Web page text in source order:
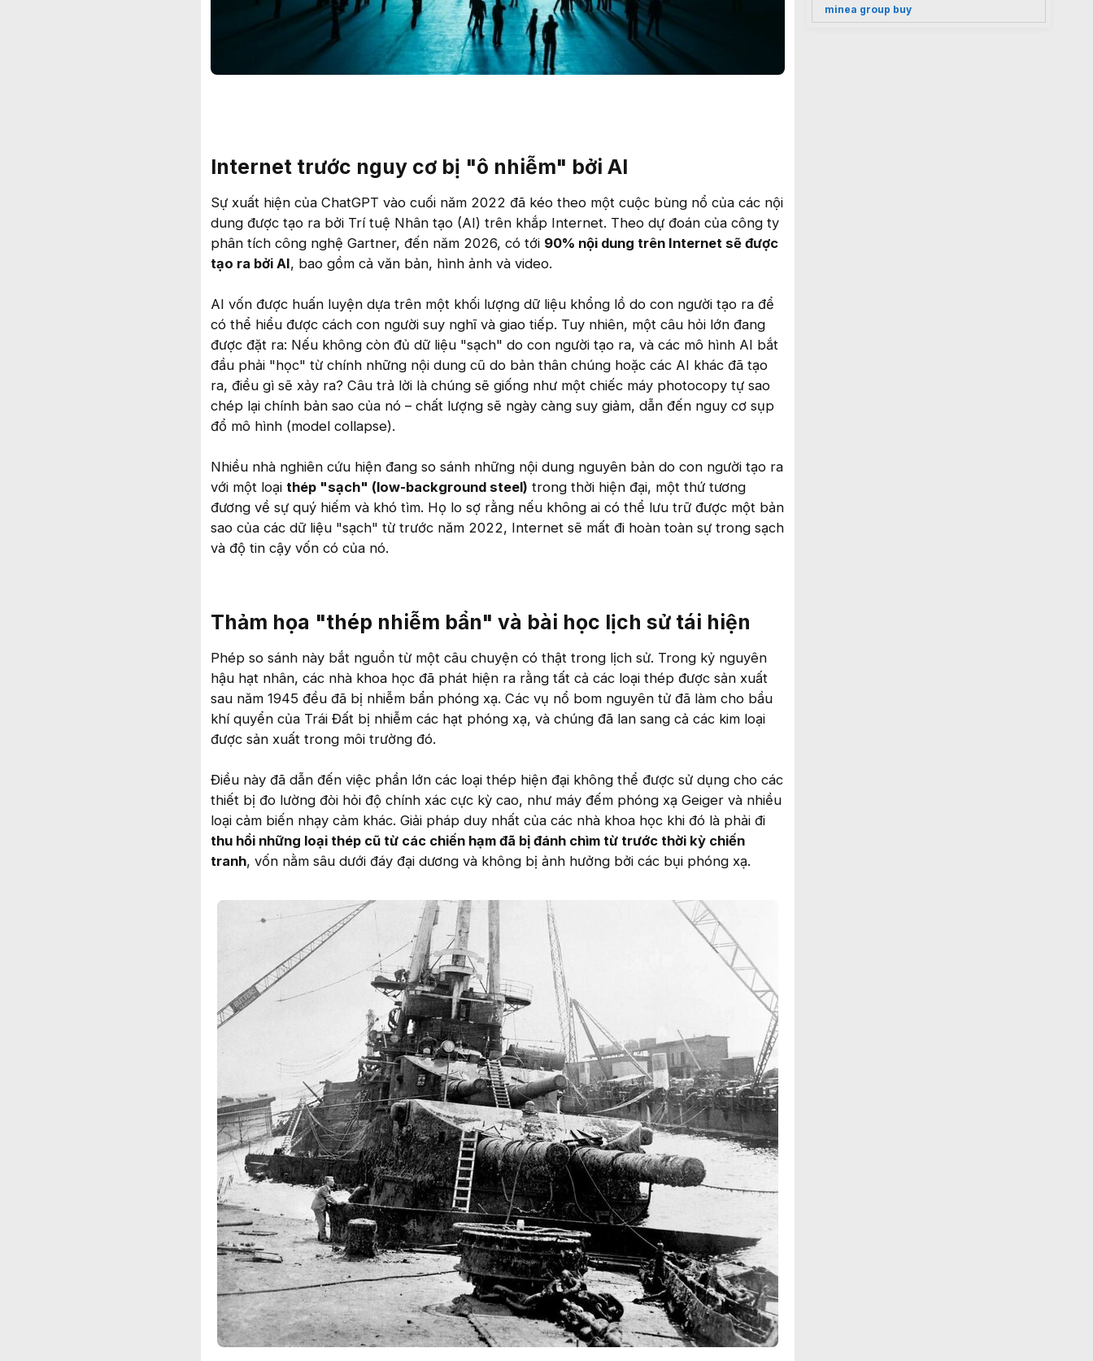
Internet trước nguy cơ bị "ô nhiễm" bởi AI
Sự xuất hiện của ChatGPT vào cuối năm 2022 đã kéo theo một cuộc bùng nổ của các nội
dung được tạo ra bởi Trí tuệ Nhân tạo (AI) trên khắp Internet. Theo dự đoán của công ty
phân tích công nghệ Gartner, đến năm 2026, có tới 90% nội dung trên Internet sẽ được
tạo ra bởi AI, bao gồm cả văn bản, hình ảnh và video.
AI vốn được huấn luyện dựa trên một khối lượng dữ liệu khổng lồ do con người tạo ra để
có thể hiểu được cách con người suy nghĩ và giao tiếp. Tuy nhiên, một câu hỏi lớn đang
được đặt ra: Nếu không còn đủ dữ liệu "sạch" do con người tạo ra, và các mô hình AI bắt
đầu phải "học" từ chính những nội dung cũ do bản thân chúng hoặc các AI khác đã tạo
ra, điều gì sẽ xảy ra? Câu trả lời là chúng sẽ giống như một chiếc máy photocopy tự sao
chép lại chính bản sao của nó – chất lượng sẽ ngày càng suy giảm, dẫn đến nguy cơ sụp
đổ mô hình (model collapse).
Nhiều nhà nghiên cứu hiện đang so sánh những nội dung nguyên bản do con người tạo ra
với một loại thép "sạch" (low-background steel) trong thời hiện đại, một thứ tương
đương về sự quý hiếm và khó tìm. Họ lo sợ rằng nếu không ai có thể lưu trữ được một bản
sao của các dữ liệu "sạch" từ trước năm 2022, Internet sẽ mất đi hoàn toàn sự trong sạch
và độ tin cậy vốn có của nó.
Thảm họa "thép nhiễm bẩn" và bài học lịch sử tái hiện
Phép so sánh này bắt nguồn từ một câu chuyện có thật trong lịch sử. Trong kỷ nguyên
hậu hạt nhân, các nhà khoa học đã phát hiện ra rằng tất cả các loại thép được sản xuất
sau năm 1945 đều đã bị nhiễm bẩn phóng xạ. Các vụ nổ bom nguyên tử đã làm cho bầu
khí quyển của Trái Đất bị nhiễm các hạt phóng xạ, và chúng đã lan sang cả các kim loại
được sản xuất trong môi trường đó.
Điều này đã dẫn đến việc phần lớn các loại thép hiện đại không thể được sử dụng cho các
thiết bị đo lường đòi hỏi độ chính xác cực kỳ cao, như máy đếm phóng xạ Geiger và nhiều
loại cảm biến nhạy cảm khác. Giải pháp duy nhất của các nhà khoa học khi đó là phải đi
thu hồi những loại thép cũ từ các chiến hạm đã bị đánh chìm từ trước thời kỳ chiến
tranh, vốn nằm sâu dưới đáy đại dương và không bị ảnh hưởng bởi các bụi phóng xạ.
minea group buy